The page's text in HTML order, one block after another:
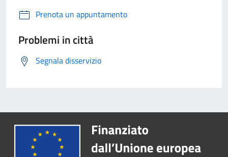
Prenota un appuntamento
Problemi in città
Segnala disservizio